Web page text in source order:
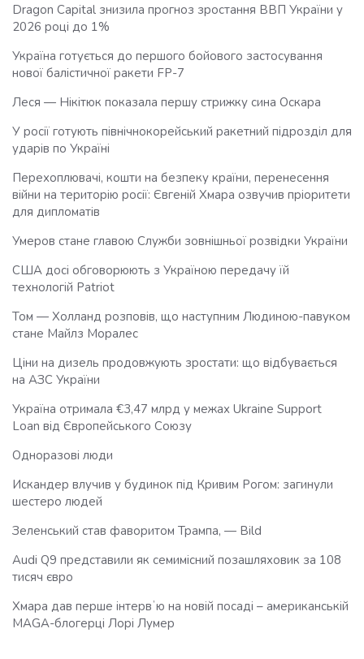
Dragon Capital знизила прогноз зростання ВВП України у
2026 році до 1%
Україна готується до першого бойового застосування
нової балістичної ракети FP-7
Леся — Нікітюк показала першу стрижку сина Оскара
У росії готують північнокорейський ракетний підрозділ для
ударів по Україні
Перехоплювачі, кошти на безпеку країни, перенесення
війни на територію росії: Євгеній Хмара озвучив пріоритети
для дипломатів
Умеров стане главою Служби зовнішньої розвідки України
США досі обговорюють з Україною передачу їй
технологій Patriot
Том — Холланд розповів, що наступним Людиною-павуком
стане Майлз Моралес
Ціни на дизель продовжують зростати: що відбувається
на АЗС України
Україна отримала €3,47 млрд у межах Ukraine Support
Loan від Європейського Союзу
Одноразові люди
Искандер влучив у будинок під Кривим Рогом: загинули
шестеро людей
Зеленський став фаворитом Трампа, — Bild
Audi Q9 представили як семимісний позашляховик за 108
тисяч євро
Хмара дав перше інтервʼю на новій посаді – американській
MAGA-блогерці Лорі Лумер